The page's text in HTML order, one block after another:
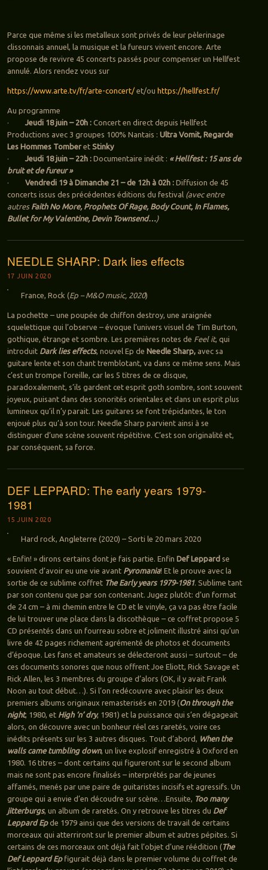
Parce que même si les metalleux sont privés de leur pèlerinage
clissonnais annuel, la musique et la fureurs vivent encore. Arte
propose de revivre 45 concerts passés pour compenser un Hellfest
annulé. Alors rendez vous sur
https://www.arte.tv/fr/arte-concert/et/ou https://hellfest.fr/
Au programme
· Jeudi 18 juin – 20h :Concert en direct depuis Hellfest
Productions avec 3 groupes 100% Nantais : Ultra Vomit, Regarde
Les Hommes Tomber etStinky
· Jeudi 18 juin – 22h : Documentaire inédit : « Hellfest : 15 ans de
bruit et de fureur »
· Vendredi 19 à Dimanche 21 – de 12h à 02h :Diffusion de 45
concerts issus des précédentes éditions du festival (avec entre
autres Faith No More, Prophets Of Rage, Body Count, In Flames,
Bullet for My Valentine, Devin Townsend…)
NEEDLE SHARP: Dark lies effects
17 JUIN 2020
France, Rock (Ep – M&O music, 2020)
La pochette – une poupée de chiffon destroy, une araignée
squelettique qui l’observe – évoque l’univers visuel de Tim Burton,
gothique, étrange et sombre. Les premières notes de Feel it, qui
introduit Dark lies effects, nouvel Ep de Needle Sharp,avec sa
guitare lente et son chant tremblotant, va dans ce même sens. Mais
c’est un trompe l’oreille, car les 5 titres de ce disque,
paradoxalement, s’ils gardent cet esprit goth sombre, sont souvent
joyeux, puisant dans des sonorités orientales et dans un esprit plus
lumineux qu’il n’y parait. Les guitares se font trépidantes, le ton
enjoué plus qu’à son tour. Needle Sharp parvient ainsi à se
distinguer d’une scène souvent répétitive. C’est son originalité et,
par conséquent, sa force.
DEF LEPPARD: The early years 1979-
1981
15 JUIN 2020
Hard rock, Angleterre (2020) – Sorti le 20 mars 2020
« Enfin! » dirons certains dont je fais partie. Enfin Def Leppard se
souvient d’avoir eu une vie avant Pyromania! Et le prouve avec la
sortie de ce sublime coffret The Early years 1979-1981. Sublime tant
par son contenu que par son contenant. Jugez plutôt: d’un format
de 24 cm – à mi chemin entre le CD et le vinyle, ça va pas être facile
de lui trouver une place dans la discothèque – ce coffret propose 5
CD présentés dans un fourreau sobre et joliment illustré ainsi qu’un
livre de 42 pages richement agrémenté de photos et documents
d’époque. Les fans et amateurs se délecteront aussi – surtout – de
ces documents sonores que nous offrent Joe Eliott, Rick Savage et
Rick Allen, les 3 membres du groupe d’alors (OK, il y avait Frank
Noon au tout début…). Si l’on redécouvre avec plaisir les deux
premiers albums originaux remasterisés en 2019 (On through the
night, 1980, et High ‘n’ dry, 1981) et la puissance qui s’en dégageait
alors, on découvre avec un bonheur réel ces raretés, voire ces
inédits présents sur les 3 autres disques. Tout d’abord, When the
walls came tumbling down, un live explosif enregistré à Oxford en
1980. 16 titres – dont certains qui figureront sur le second album
mais ne sont pas encore finalisés – interprétés par de jeunes
affamés, menés par une paire de guitaristes incisifs et agressifs. Un
groupe qui a envie d’en découdre sur scène…Ensuite, Too many
jitterburgs, un album de raretés. On y retrouve les titres du Def
Leppard Epde 1979 ainsi que des versions de travail de certains
morceaux qui atterriront sur le premier album et autres pépites. Si
certains de ces morceaux ont déjà fait l’objet d’une réédition (The
Def Leppard Epfigurait déjà dans le premier volume du coffret de